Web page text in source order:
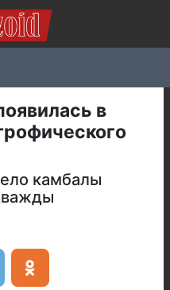
в
камбалы